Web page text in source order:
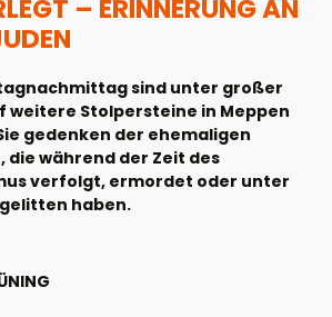
– ERINNERUNG AN
sind unter großer
weitere Stolpersteine in Meppen
gedenken der ehemaligen
die während der Zeit des
verfolgt, ermordet oder unter
haben.